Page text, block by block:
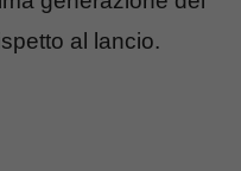
al lancio.